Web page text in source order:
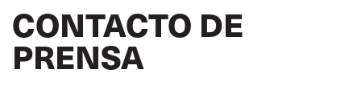
CONTACTO DE
PRENSA